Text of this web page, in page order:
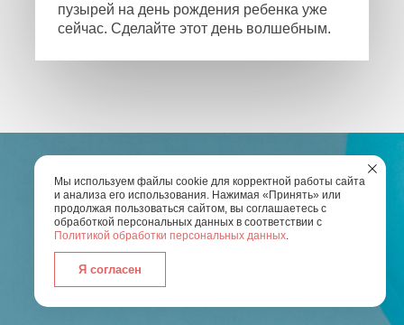
пузырей на день рождения ребенка уже
сейчас. Сделайте этот день волшебным.
ОСТАЛИСЬ ВОПРОСЫ?
Мы используем файлы cookie для корректной работы сайта
и анализа его использования. Нажимая «Принять» или
продолжая пользоваться сайтом, вы соглашаетесь с
обработкой персональных данных в соответствии с
Политикой обработки персональных данных.
Я согласен